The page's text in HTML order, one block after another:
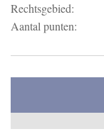
Rechtsgebied:
Aantal punten: